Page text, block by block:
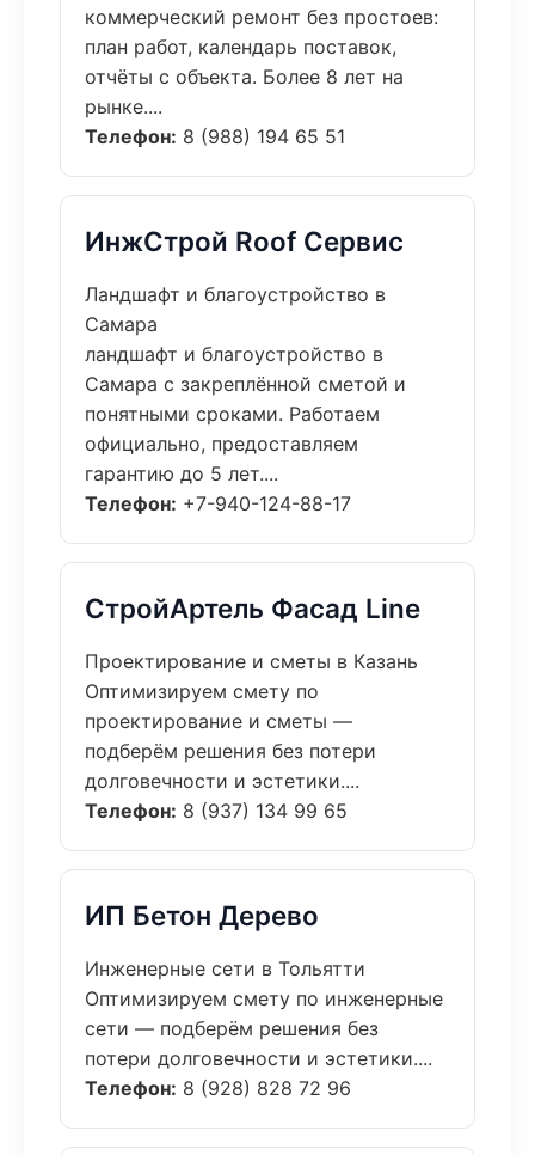
коммерческий ремонт без простоев:
план работ, календарь поставок,
отчёты с объекта. Более 8 лет на
рынке....
Телефон: 8 (988) 194 65 51
ИнжСтрой Roof Сервис
Ландшафт и благоустройство в
Самара
ландшафт и благоустройство в
Самара с закреплённой сметой и
понятными сроками. Работаем
официально, предоставляем
гарантию до 5 лет....
Телефон: +7-940-124-88-17
СтройАртель Фасад Line
Проектирование и сметы в Казань
Оптимизируем смету по
проектирование и сметы —
подберём решения без потери
долговечности и эстетики....
Телефон: 8 (937) 134 99 65
ИП Бетон Дерево
Инженерные сети в Тольятти
Оптимизируем смету по инженерные
сети — подберём решения без
потери долговечности и эстетики....
Телефон: 8 (928) 828 72 96